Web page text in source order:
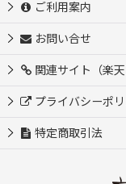
ご利用案内
お問い合せ
関連サイト（楽
プライバシーポ
特定商取引法